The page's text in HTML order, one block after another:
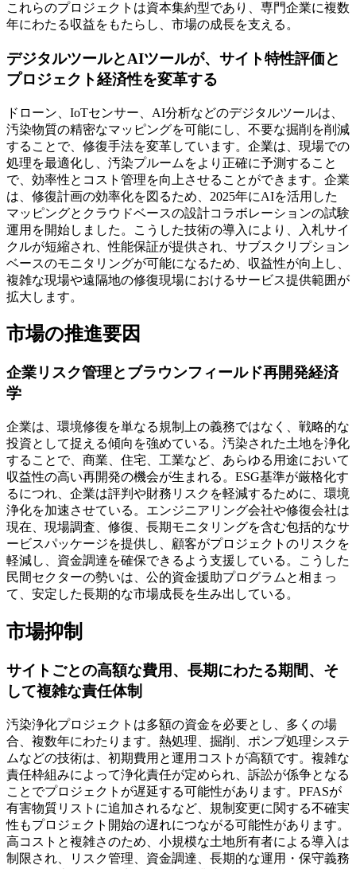
これらのプロジェクトは資本集約型であり、専門企業に複数
年にわたる収益をもたらし、市場の成長を支える。
デジタルツールとAIツールが、サイト特性評価と
プロジェクト経済性を変革する
ドローン、IoTセンサー、AI分析などのデジタルツールは、
汚染物質の精密なマッピングを可能にし、不要な掘削を削減
することで、修復手法を変革しています。企業は、現場での
処理を最適化し、汚染プルームをより正確に予測すること
で、効率性とコスト管理を向上させることができます。企業
は、修復計画の効率化を図るため、2025年にAIを活用した
マッピングとクラウドベースの設計コラボレーションの試験
運用を開始しました。こうした技術の導入により、入札サイ
クルが短縮され、性能保証が提供され、サブスクリプション
ベースのモニタリングが可能になるため、収益性が向上し、
複雑な現場や遠隔地の修復現場におけるサービス提供範囲が
拡大します。
市場の推進要因
企業リスク管理とブラウンフィールド再開発経済
学
企業は、環境修復を単なる規制上の義務ではなく、戦略的な
投資として捉える傾向を強めている。汚染された土地を浄化
することで、商業、住宅、工業など、あらゆる用途において
収益性の高い再開発の機会が生まれる。ESG基準が厳格化す
るにつれ、企業は評判や財務リスクを軽減するために、環境
浄化を加速させている。エンジニアリング会社や修復会社は
現在、現場調査、修復、長期モニタリングを含む包括的なサ
ービスパッケージを提供し、顧客がプロジェクトのリスクを
軽減し、資金調達を確保できるよう支援している。こうした
民間セクターの勢いは、公的資金援助プログラムと相まっ
て、安定した長期的な市場成長を生み出している。
市場抑制
サイトごとの高額な費用、長期にわたる期間、そ
して複雑な責任体制
汚染浄化プロジェクトは多額の資金を必要とし、多くの場
合、複数年にわたります。熱処理、掘削、ポンプ処理システ
ムなどの技術は、初期費用と運用コストが高額です。複雑な
責任枠組みによって浄化責任が定められ、訴訟が係争となる
ことでプロジェクトが遅延する可能性があります。PFASが
有害物質リストに追加されるなど、規制変更に関する不確実
性もプロジェクト開始の遅れにつながる可能性があります。
高コストと複雑さのため、小規模な土地所有者による導入は
制限され、リスク管理、資金調達、長期的な運用・保守義務